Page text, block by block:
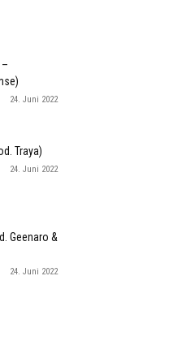
24. Juni 2022
Traya)
24. Juni 2022
Geenaro &
24. Juni 2022